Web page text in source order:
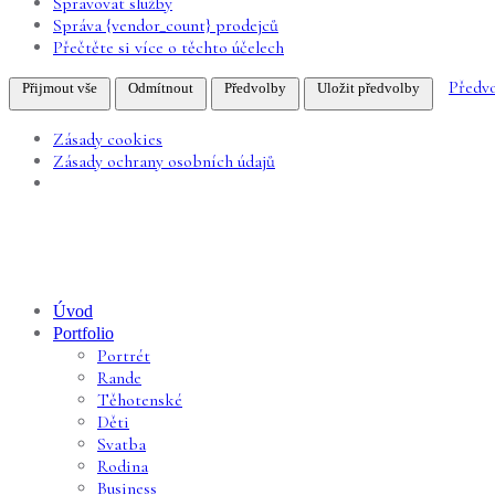
Správa {vendor_count} prodejců
Přečtěte si více o těchto účelech
Přijmout vše Odmítnout Předvolby Uložit předvolby
Zásady cookies
Zásady ochrany osobních údajů
Úvod
Portfolio
Portrét
Rande
Těhotenské
Děti
Svatba
Rodina
Business